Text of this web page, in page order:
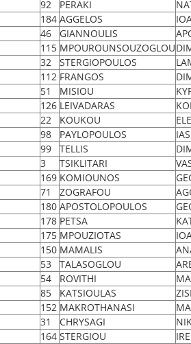
92 PERAKI
184 AGGELOS
46 GIANNOULIS
115 MPOUROUNSOUZOGLOU
32 STERGIOPOULOS
112 FRANGOS
51 MISIOU
126 LEIVADARAS
22 KOUKOU
98 PAYLOPOULOS
99 TELLIS
3 TSIKLITARI
169 KOMIOUNOS
71 ZOGRAFOU
180 APOSTOLOPOULOS
178 PETSA
175 MPOUZIOTAS
150 MAMALIS
53 TALASOGLOU
54 ROVITHI
85 KATSIOULAS
152 MAKROTHANASI
31 CHRYSAGI
164 STERGIOU